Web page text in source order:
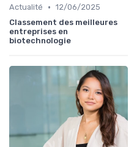
Actualité • 12/06/2025
Classement des meilleures
entreprises en
biotechnologie